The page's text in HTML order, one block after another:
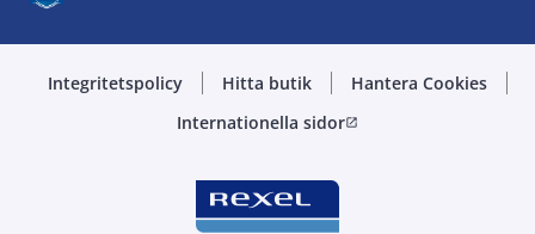
Integritetspolicy Hitta butik
Hantera Cookies
Internationella sidoropen_in_new